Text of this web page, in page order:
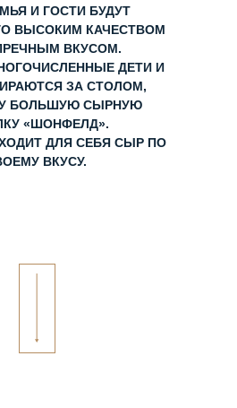
И ГОСТИ БУДУТ
ВЫСОКИМ КАЧЕСТВОМ
ВКУСОМ.
ДЕТИ И
ЗА СТОЛОМ,
БОЛЬШУЮ СЫРНУЮ
«ШОНФЕЛД».
ДЛЯ СЕБЯ СЫР ПО
ВКУСУ.